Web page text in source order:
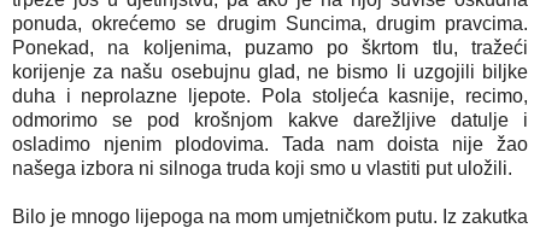
ponuda, okrećemo se drugim Suncima, drugim pravcima.
Ponekad, na koljenima, puzamo po škrtom tlu, tražeći
korijenje za našu osebujnu glad, ne bismo li uzgojili biljke
duha i neprolazne ljepote. Pola stoljeća kasnije, recimo,
odmorimo se pod krošnjom kakve darežljive datulje i
osladimo njenim plodovima. Tada nam doista nije žao
našega izbora ni silnoga truda koji smo u vlastiti put uložili.
Bilo je mnogo lijepoga na mom umjetničkom putu. Iz zakutka